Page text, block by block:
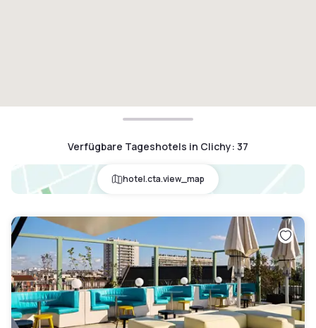
Verfügbare Tageshotels in Clichy: 37
hotel.cta.view_map